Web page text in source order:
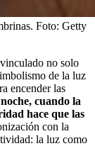
Foto: Getty
no solo
de la luz
encender las
cuando la
hace que las
con la
la luz como